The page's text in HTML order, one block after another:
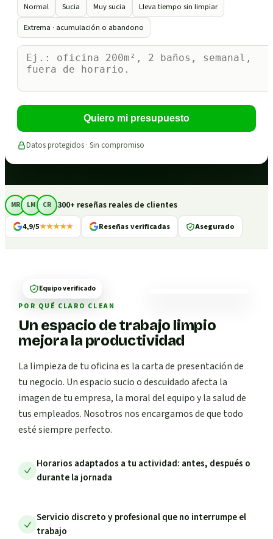
Normal
Sucia Muy sucia
Lleva tiempo sin limpiar
Extrema · acumulación o abandono
Quiero mi presupuesto
Datos protegidos · Sin compromiso
MR LM CR 300+ reseñas reales de clientes
4,9/5★★★★★ Reseñas verificadas Asegurado
POR QUÉ CLARO CLEAN
Un espacio de trabajo limpio
mejora la productividad
La limpieza de tu oficina es la carta de presentación de
tu negocio. Un espacio sucio o descuidado afecta la
imagen de tu empresa, la moral del equipo y la salud de
tus empleados. Nosotros nos encargamos de que todo
esté siempre perfecto.
Horarios adaptados a tu actividad: antes, después o
durante la jornada
Servicio discreto y profesional que no interrumpe el
trabajo
Equipo verificado